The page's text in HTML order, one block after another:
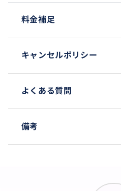
料金補足
キャンセルポリシー
よくある質問
備考